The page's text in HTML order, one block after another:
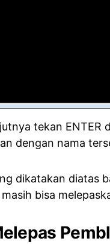
tekan
dengan nama
dikatakan diatas
bisa